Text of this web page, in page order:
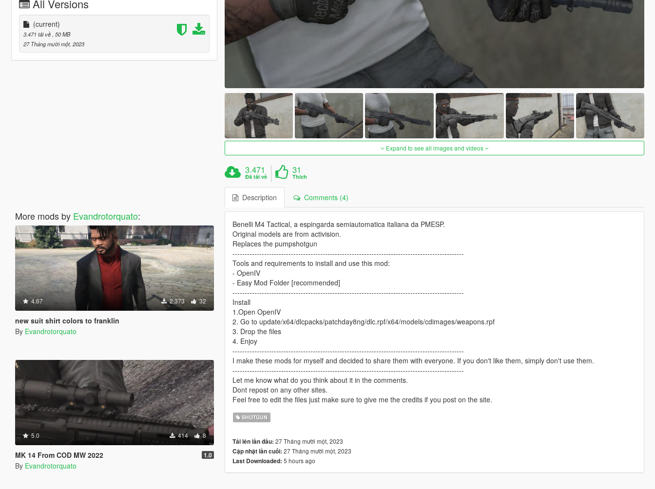
All Versions
(current)
3.471 tải về , 50 MB
27 Tháng mười một, 2023
More mods by Evandrotorquato:
4.67 2.373 32
new suit shirt colors to franklin
By Evandrotorquato
5.0 414 8
MK 14 From COD MW 2022 1.0
By Evandrotorquato
Expand to see all images and videos
3.471
Đã tải về
31
Thích
Description Comments (4)
Benelli M4 Tactical, a espingarda semiautomatica italiana da PMESP.
Original models are from activision.
Replaces the pumpshotgun
-----------------------------------------------------------------------------------------------
Tools and requirements to install and use this mod:
- OpenIV
- Easy Mod Folder [recommended]
-----------------------------------------------------------------------------------------------
Install
1.Open OpenIV
2. Go to update/x64/dlcpacks/patchday8ng/dlc.rpf/x64/models/cdimages/weapons.rpf
3. Drop the files
4. Enjoy
-----------------------------------------------------------------------------------------------
I make these mods for myself and decided to share them with everyone. If you don't like them, simply don't use them.
-----------------------------------------------------------------------------------------------
Let me know what do you think about it in the comments.
Dont repost on any other sites.
Feel free to edit the files just make sure to give me the credits if you post on the site.
SHOTGUN
Tải lên lần đầu: 27 Tháng mười một, 2023
Cập nhật lần cuối: 27 Tháng mười một, 2023
Last Downloaded: 5 hours ago